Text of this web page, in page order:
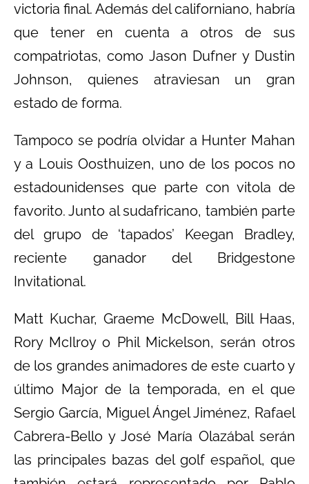
victoria final. Además del californiano, habría
que tener en cuenta a otros de sus
compatriotas, como Jason Dufner y Dustin
Johnson, quienes atraviesan un gran
estado de forma.
Tampoco se podría olvidar a Hunter Mahan
y a Louis Oosthuizen, uno de los pocos no
estadounidenses que parte con vitola de
favorito. Junto al sudafricano, también parte
del grupo de ‘tapados’ Keegan Bradley,
reciente ganador del Bridgestone
Invitational.
Matt Kuchar, Graeme McDowell, Bill Haas,
Rory McIlroy o Phil Mickelson, serán otros
de los grandes animadores de este cuarto y
último Major de la temporada, en el que
Sergio García, Miguel Ángel Jiménez, Rafael
Cabrera-Bello y José María Olazábal serán
las principales bazas del golf español, que